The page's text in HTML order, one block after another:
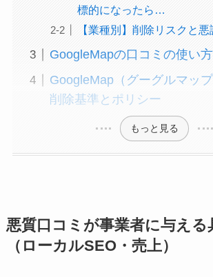
標的になったら…
【業種別】削除リスクと悪
GoogleMapの口コミの使い方
GoogleMap（グーグルマッ
削除基準とポリシー
もっと見る
悪質口コミが事業者に与える
（ローカルSEO・売上）